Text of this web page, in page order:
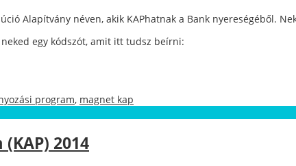
Alapítvány néven, akik KAPhatnak a Bank nyereségéből.
egy kódszót, amit itt tudsz beírni:
program, magnet kap
2014